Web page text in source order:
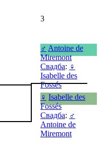
3
♂ Antoine de
Miremont
Свадба: ♀
Isabelle des
Fossés
♀ Isabelle des
Fossés
Свадба: ♂
Antoine de
Miremont